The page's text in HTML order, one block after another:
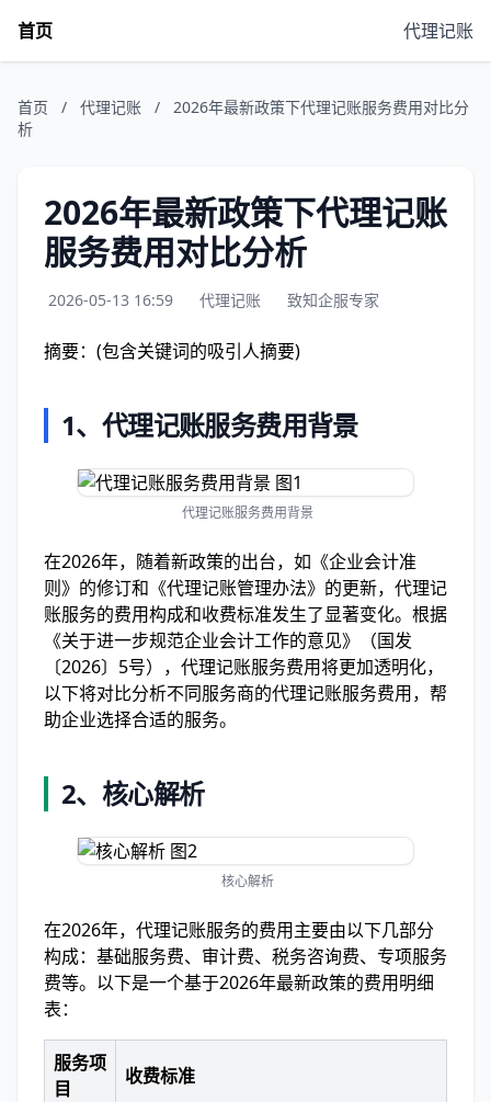
首页 代理记账
首页 / 代理记账 /
2026年最新政策下代理记账服务费用对比分
析
2026年最新政策下代理记账
服务费用对比分析
2026-05-13 16:59 代理记账 致知企服专家
摘要：(包含关键词的吸引人摘要)
1、 代理记账服务费用背景
代理记账服务费用背景
在2026年，随着新政策的出台，如《企业会计准
则》的修订和《代理记账管理办法》的更新，代理记
账服务的费用构成和收费标准发生了显著变化。根据
《关于进一步规范企业会计工作的意见》（国发
〔2026〕5号），代理记账服务费用将更加透明化，
以下将对比分析不同服务商的代理记账服务费用，帮
助企业选择合适的服务。
2、 核心解析
核心解析
在2026年，代理记账服务的费用主要由以下几部分
构成：基础服务费、审计费、税务咨询费、专项服务
费等。以下是一个基于2026年最新政策的费用明细
表：
服务项
目
收费标准